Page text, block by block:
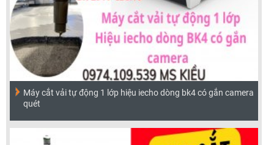
Máy cắt vải tự động 1 lớp hiệu iecho dòng bk4 có gắn camera
quét